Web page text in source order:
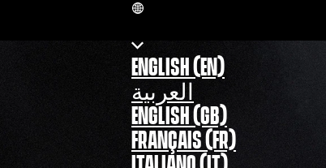
ENGLISH (EN)
العربية
ENGLISH (GB)
FRANÇAIS (FR)